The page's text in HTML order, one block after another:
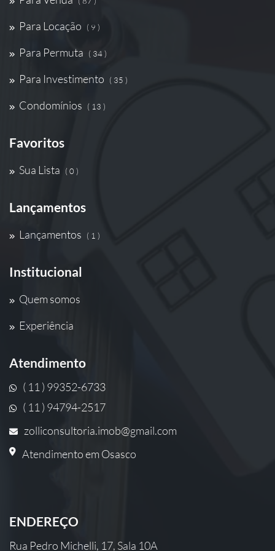
Para Locação ( 9 )
Para Permuta ( 34 )
Para Investimento ( 35 )
Condomínios ( 13 )
Favoritos
Sua Lista ( 0 )
Lançamentos
Lançamentos ( 1 )
Institucional
Quem somos
Experiência
Atendimento
( 11 ) 99352-6733
( 11 ) 94794-2517
zolliconsultoria.imob@gmail.com
Atendimento em Osasco
ENDEREÇO
Rua Pedro Michelli, 17, Sala 10A